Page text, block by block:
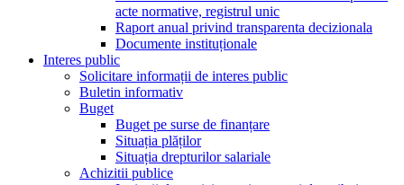
acte normative, registrul unic
Raport anual privind transparenta decizionala
Documente instituționale
Interes public
Solicitare informații de interes public
Buletin informativ
Buget
Buget pe surse de finanțare
Situația plăților
Situația drepturilor salariale
Achizitii publice